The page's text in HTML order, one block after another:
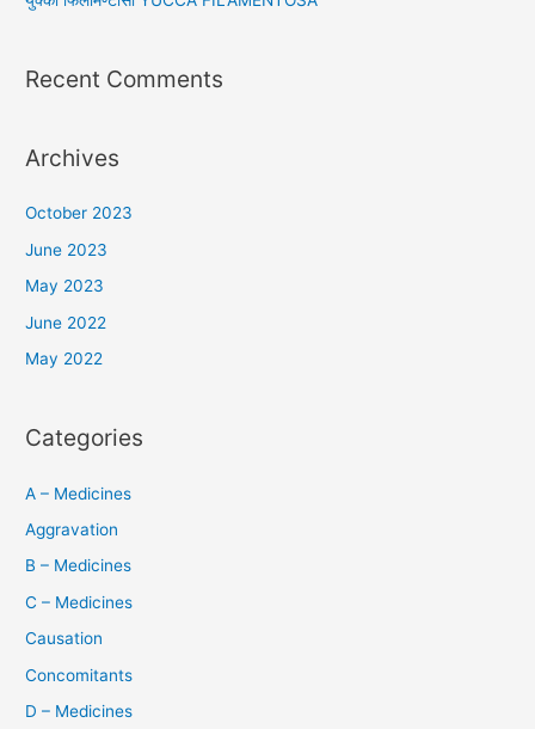
Recent Comments
Archives
October 2023
June 2023
May 2023
June 2022
May 2022
Categories
A – Medicines
Aggravation
B – Medicines
C – Medicines
Causation
Concomitants
D – Medicines